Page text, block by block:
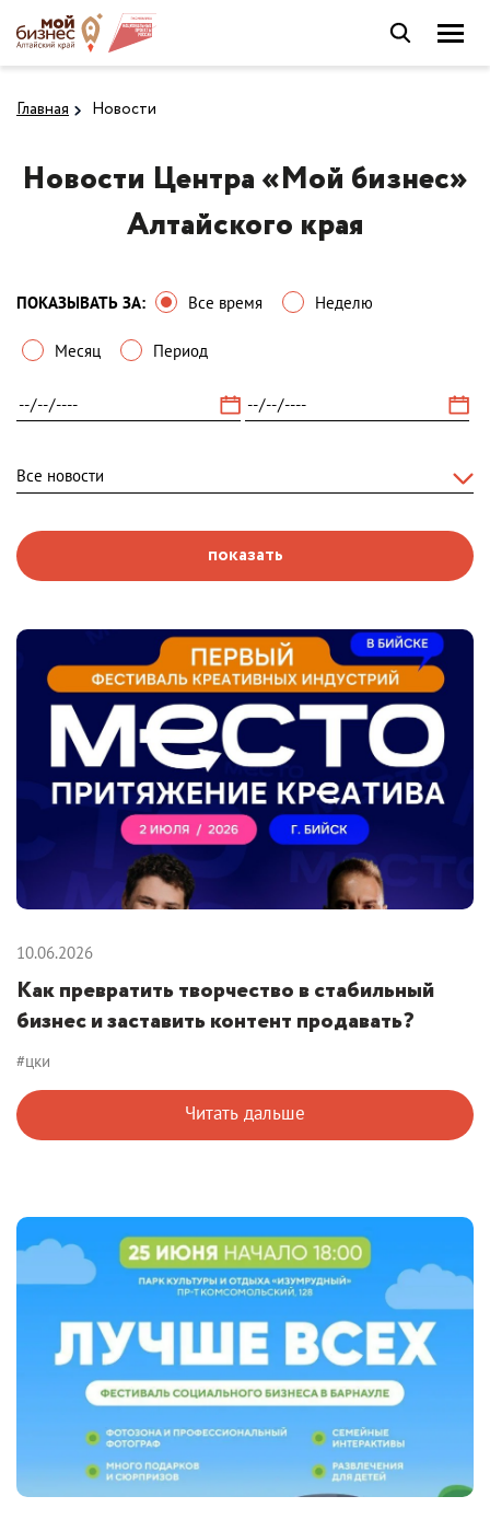
Главная Новости
Новости Центра «Мой бизнес»
Алтайского края
ПОКАЗЫВАТЬ ЗА: Все время Неделю
Месяц Период
показать
10.06.2026
Как превратить творчество в стабильный
бизнес и заставить контент продавать?
#цки
Читать дальше